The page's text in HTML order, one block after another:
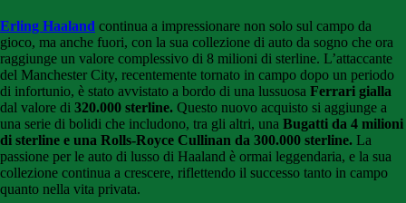
Erling Haaland continua a impressionare non solo sul campo da
gioco, ma anche fuori, con la sua collezione di auto da sogno che ora
raggiunge un valore complessivo di 8 milioni di sterline. L’attaccante
del Manchester City, recentemente tornato in campo dopo un periodo
di infortunio, è stato avvistato a bordo di una lussuosa Ferrari gialla
dal valore di 320.000 sterline. Questo nuovo acquisto si aggiunge a
una serie di bolidi che includono, tra gli altri, una Bugatti da 4 milioni
di sterline e una Rolls-Royce Cullinan da 300.000 sterline. La
passione per le auto di lusso di Haaland è ormai leggendaria, e la sua
collezione continua a crescere, riflettendo il successo tanto in campo
quanto nella vita privata.